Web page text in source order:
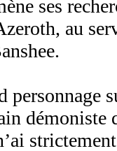
ses
au
personnage
démoniste